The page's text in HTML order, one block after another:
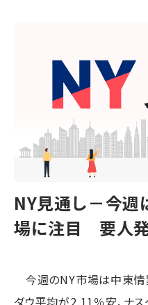
NY見通し－今週
場に注目 要人
今週のNY市場は中東情
ダウ平均が2.11％安、ナ